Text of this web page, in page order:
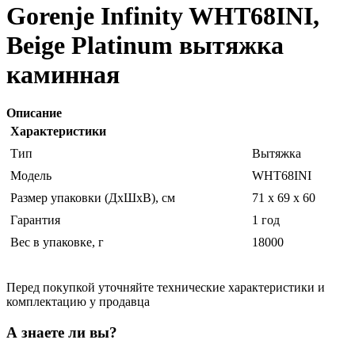
Gorenje Infinity WHT68INI,
Beige Platinum вытяжка
каминная
Описание
Характеристики
Тип
Вытяжка
Модель
WHT68INI
Размер упаковки (ДхШхВ), см
71 x 69 x 60
Гарантия
1 год
Вес в упаковке, г
18000
Перед покупкой уточняйте технические характеристики и
комплектацию у продавца
А знаете ли вы?